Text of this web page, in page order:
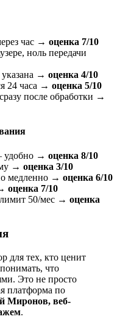
час → оценка 7/10
ноль передачи
→ оценка 4/10
24 часа → оценка 5/10
после обработки →
удобно → оценка 8/10
→ оценка 3/10
медленно → оценка 6/10
оценка 7/10
лимит 50/мес → оценка
для тех, кто ценит
что
Это не просто
платформа по
Миронов, веб-
.